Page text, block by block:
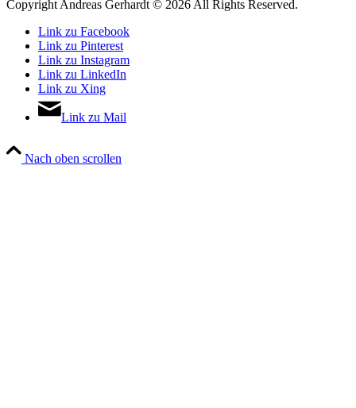
Copyright Andreas Gerhardt © 2026 All Rights Reserved.
Link zu Facebook
Link zu Pinterest
Link zu Instagram
Link zu LinkedIn
Link zu Xing
Link zu Mail
Nach oben scrollen